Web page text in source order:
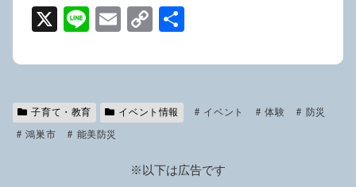
X
Li
e
E
ail
C
p
y
Li
k
子育て・教育 イベント情報 イベント 体験
防災
鴻巣市
能美防災
※以下は広告です